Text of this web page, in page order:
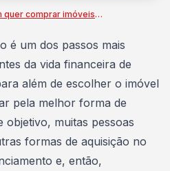
Guia para quem quer comprar imóveis novos com consórcio
é um dos passos mais
da vida financeira de
além de escolher o imóvel
pela melhor forma de
objetivo, muitas pessoas
formas de aquisição no
e, então,